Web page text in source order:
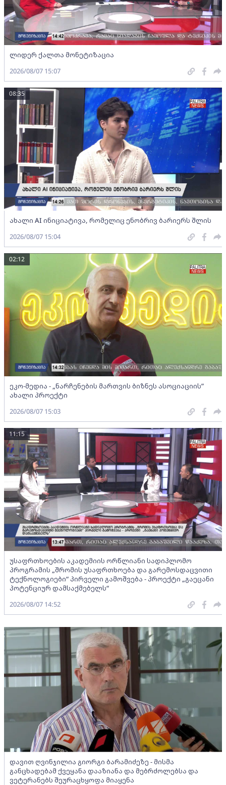
ლიდერ ქალთა მონეტიზაცია
2026/08/07 15:07
ახალი AI ინიციატივა, რომელიც ენობრივ ბარიერს შლის
08:35
2026/08/07 15:04
ეკო-მედია - „ნარჩენების მართვის ბიზნეს ასოციაციის”
ახალი პროექტი
02:12
2026/08/07 15:03
უსაფრთხოების აკადემიის ორწლიანი სადიპლომო
პროგრამის „შრომის უსაფრთხოება და გარემოსდაცვითი
ტექნოლოგიები“ პირველი გამოშვება - პროექტი „გაეცანი
პოტენციურ დამსაქმებელს“
11:15
2026/08/07 14:52
დავით ღვინჯილია გიორგი ბარამიძეზე - მისმა
განცხადებამ ქვეყანა დააზიანა და მებრძოლებსა და
ვეტერანებს შეურაცხყოფა მიაყენა